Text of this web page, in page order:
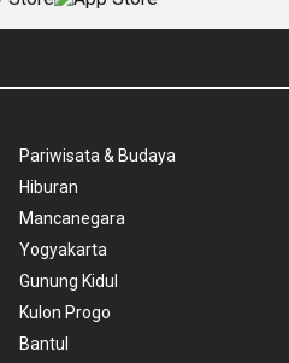
Pariwisata & Budaya
Hiburan
Mancanegara
Yogyakarta
Gunung Kidul
Kulon Progo
Bantul